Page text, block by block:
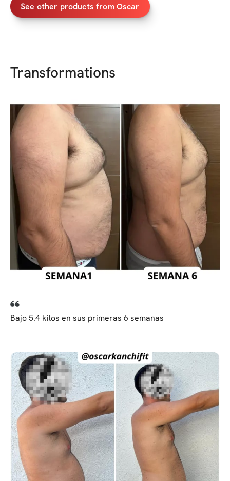
See other products fromOscar
Transformations
Bajo 5.4 kilos en sus primeras 6 semanas